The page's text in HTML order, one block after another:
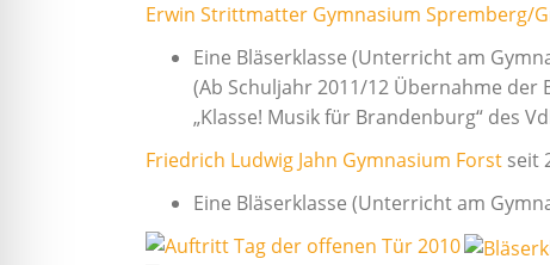
Erwin Strittmatter Gymnasium Spremberg/
Eine Bläserklasse (Unterricht am
(Ab Schuljahr 2011/12 Übernahme
„Klasse! Musik für Brandenburg“ des
Friedrich Ludwig Jahn Gymnasium Forst seit
Eine Bläserklasse (Unterricht am